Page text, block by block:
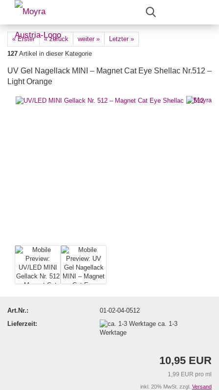
« Erster « zurück weiter »
Letzter »
127 Artikel in dieser Kategorie
UV Gel Nagellack MINI – Magnet Cat Eye Shellac Nr.512 –
Light Orange
Art.Nr.:
01-02-04-0512
Lieferzeit:
ca. 1-3
Werktage
10,95 EUR
1,99 EUR pro ml
inkl. 20% MwSt. zzgl. Versand